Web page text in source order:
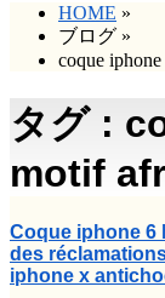
HOME »
ブログ »
coque
タグ :
motif
Coque iphone 6
des
iphone x